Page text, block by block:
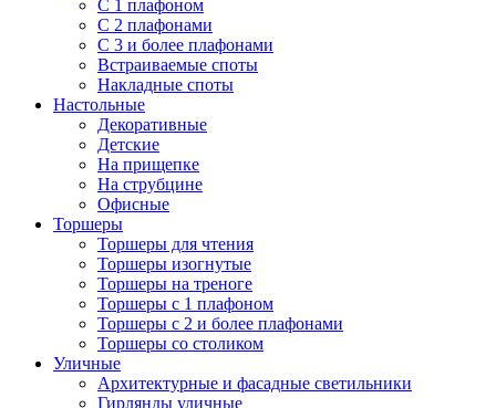
С 1 плафоном
С 2 плафонами
С 3 и более плафонами
Встраиваемые споты
Накладные споты
Настольные
Декоративные
Детские
На прищепке
На струбцине
Офисные
Торшеры
Торшеры для чтения
Торшеры изогнутые
Торшеры на треноге
Торшеры с 1 плафоном
Торшеры с 2 и более плафонами
Торшеры со столиком
Уличные
Архитектурные и фасадные светильники
Гирлянды уличные